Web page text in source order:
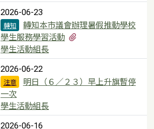
2026-06-23
轉知
轉知本市議會辦理暑假推動學校
學生服務學習活動
學生活動組長
2026-06-22
注意
明日（６／２３）早上升旗暫停
一次
學生活動組長
2026-06-16